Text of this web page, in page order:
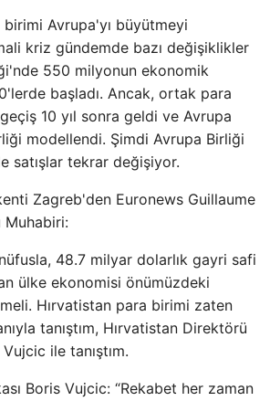
Avrupa'yı büyütmeyi
kriz gündemde bazı değişiklikler
550 milyonun ekonomik
başladı. Ancak, ortak para
10 yıl sonra geldi ve Avrupa
modellendi. Şimdi Avrupa Birliği
satışlar tekrar değişiyor.
Zagreb'den Euronews Guillaume
Muhabiri:
48.7 milyar dolarlık gayri safi
ülke ekonomisi önümüzdeki
Hırvatistan para birimi zaten
tanıştım, Hırvatistan Direktörü
ile tanıştım.
Boris Vujcic: “Rekabet her zaman